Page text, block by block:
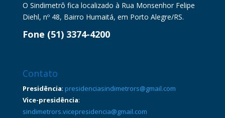
O Sindimetrô fica localizado à Rua Monsenhor Felipe
Diehl, nº 48, Bairro Humaitá, em Porto Alegre/RS.
Fone (51) 3374-4200
Contato
Presidência: presidenciasindimetrors@gmail.com
Vice-presidência:
sindimetrors.vicepresidencia@gmail.com